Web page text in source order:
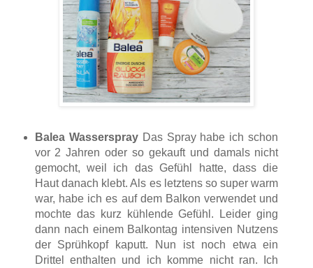
Balea WassersprayDas Spray habe ich schon
vor 2 Jahren oder so gekauft und damals nicht
gemocht, weil ich das Gefühl hatte, dass die
Haut danach klebt. Als es letztens so super warm
war, habe ich es auf dem Balkon verwendet und
mochte das kurz kühlende Gefühl. Leider ging
dann nach einem Balkontag intensiven Nutzens
der Sprühkopf kaputt. Nun ist noch etwa ein
Drittel enthalten und ich komme nicht ran. Ich